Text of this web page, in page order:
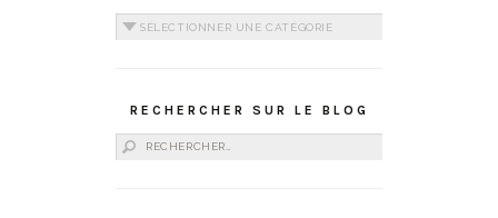
Catégories
RECHERCHER SUR LE BLOG
Rechercher :